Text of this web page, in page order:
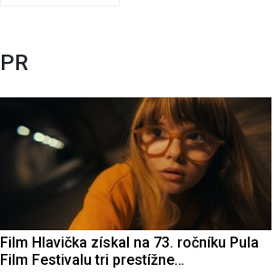
PR
Film Hlavička získal na 73. ročníku Pula
Film Festivalu tri prestížne…